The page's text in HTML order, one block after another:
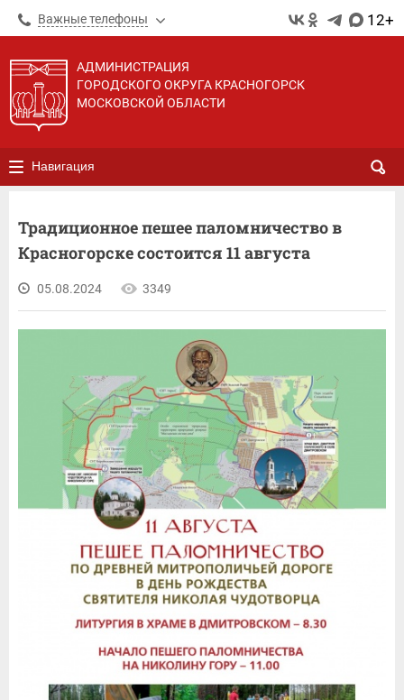
Важные телефоны 12+
АДМИНИСТРАЦИЯ
ГОРОДСКОГО ОКРУГА КРАСНОГОРСК
МОСКОВСКОЙ ОБЛАСТИ
Навигация
Традиционное пешее паломничество в
Красногорске состоится 11 августа
05.08.2024 3349